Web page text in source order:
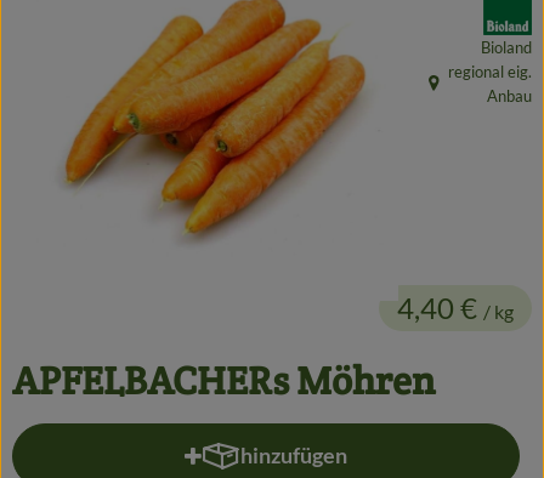
Alles Andere
Jungpflanzen
Hofladen
Gärtnerei
APFELBACHERs Möhren
4,40 € / kg
Bioland
, Herkunft:
regional eig.
Anbau
hinzufügen
Produkt zum Warenkorb